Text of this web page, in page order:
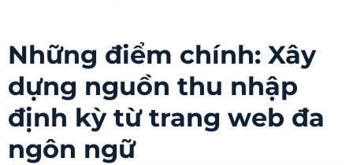
Những điểm chính: Xây
dựng nguồn thu nhập
định kỳ từ trang web đa
ngôn ngữ